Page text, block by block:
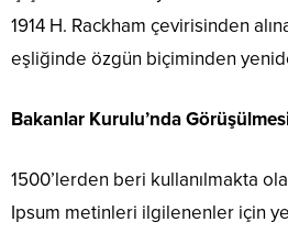
1914 H. Rackham çevirisinden
eşliğinde özgün biçiminden
Bakanlar Kurulu’nda
1500’lerden beri kullanılmakta
Ipsum metinleri ilgilenenler için